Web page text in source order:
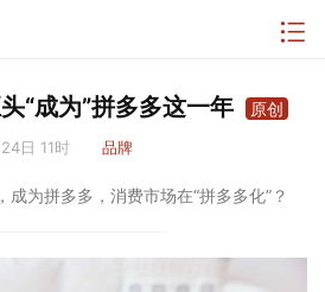
“成为”拼多多这一年 原创
日 11时 品牌
为拼多多，消费市场在“拼多多化”？